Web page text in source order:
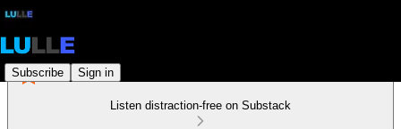
Subscribe Sign in
Listen distraction-free on Substack